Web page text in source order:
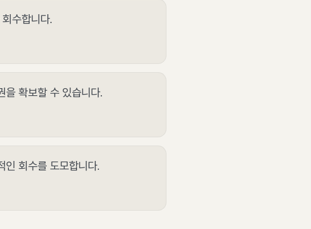
수합니다.
확보할 수 있습니다.
회수를 도모합니다.